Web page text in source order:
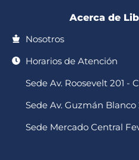
Acerca de
Nosotros
Horarios de Atención
Sede Av. Roosevelt 201 -
Sede Av. Guzmán
Sede Mercado Central